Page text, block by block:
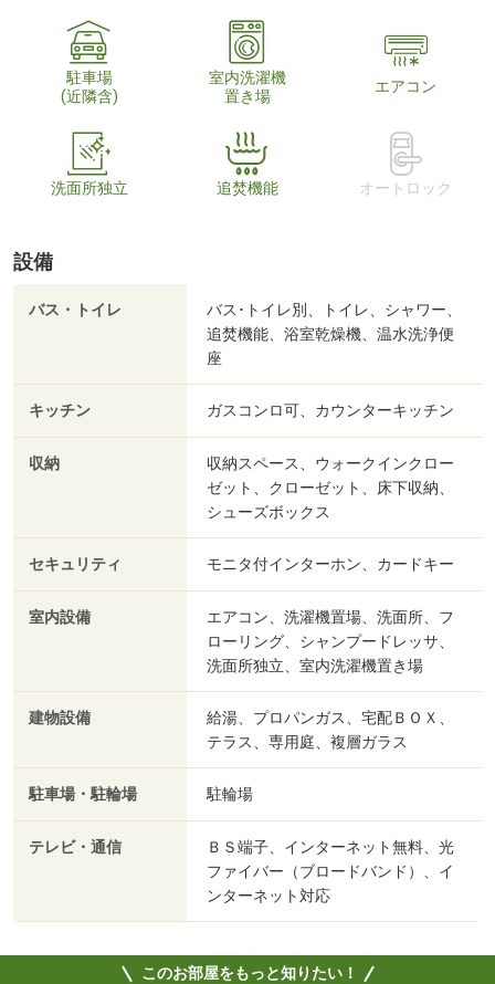
駐車場
(近隣含)
室内洗濯機
置き場
エアコン
洗面所独立 追焚機能 オートロック
設備
バス・トイレ
バス･トイレ別、トイレ、シャワー、
追焚機能、浴室乾燥機、温水洗浄便
座
キッチン ガスコンロ可、カウンターキッチン
収納
収納スペース、ウォークインクロー
ゼット、クローゼット、床下収納、
シューズボックス
セキュリティ モニタ付インターホン、カードキー
室内設備
エアコン、洗濯機置場、洗面所、フ
ローリング、シャンプードレッサ、
洗面所独立、室内洗濯機置き場
建物設備
給湯、プロパンガス、宅配ＢＯＸ、
テラス、専用庭、複層ガラス
駐車場・駐輪場 駐輪場
テレビ・通信
ＢＳ端子、インターネット無料、光
ファイバー（ブロードバンド）、イ
ンターネット対応
このお部屋をもっと知りたい！